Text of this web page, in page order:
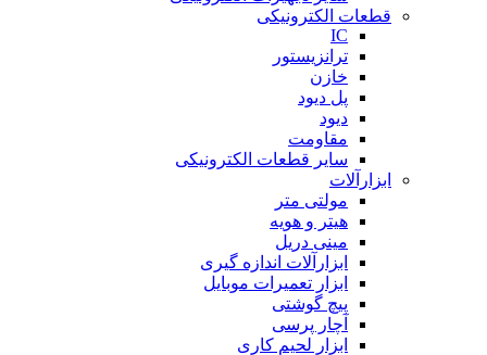
قطعات الکترونیکی
IC
ترانزیستور
خازن
پل دیود
دیود
مقاومت
سایر قطعات الکترونیکی
ابزارآلات
مولتی متر
هیتر و هویه
مینی دریل
ابزارآلات اندازه گیری
ابزار تعمیرات موبایل
پیچ گوشتی
آچار پرسی
ابزار لحیم کاری